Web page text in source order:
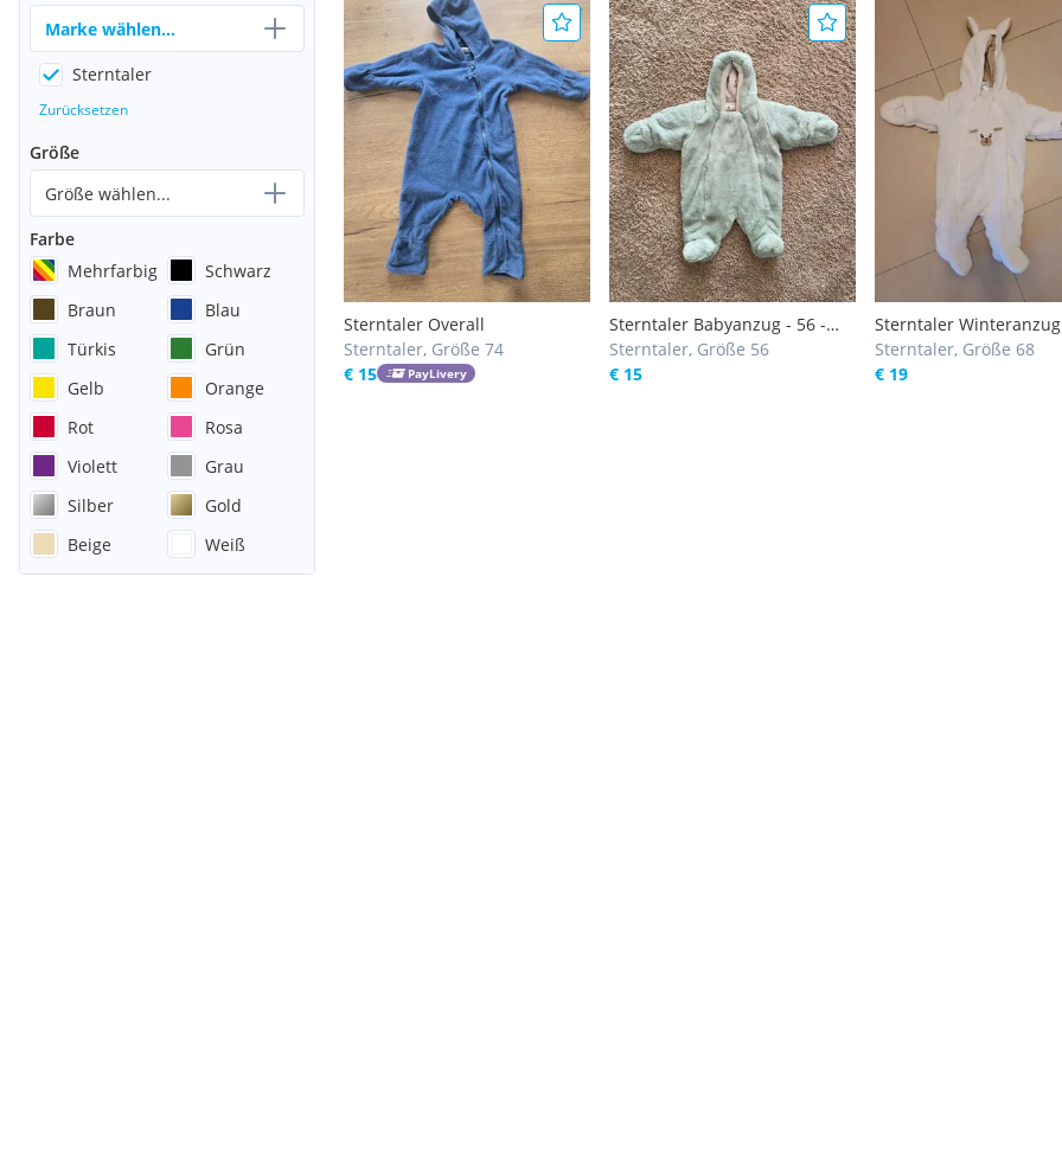
Marke wählen...
Sterntaler
Zurücksetzen
Größe
Größe wählen...
Farbe
Mehrfarbig
Schwarz
Braun
Blau
Türkis
Grün
Gelb
Orange
Rot
Rosa
Violett
Grau
Silber
Gold
Beige
Weiß
Sterntaler Overall
Sterntaler, Größe 74
€ 15
PayLivery
Sterntaler Babyanzug - 56 -
wie Neu
Sterntaler, Größe 56
€ 15
Sterntaler
Sterntaler, Größe 68
€ 19